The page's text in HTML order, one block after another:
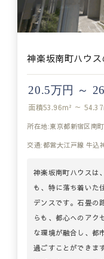
神楽坂南町ハウ
20.5万円 ～
面積53.96m² ～
所在地:東京都新宿区南町
交通:都営大江戸線 牛込
神楽坂南町ハウスは
も、特に落ち着いた
デンスです。石畳の
らも、都心へのアク
な環境が融合し、都
過ごすことができま